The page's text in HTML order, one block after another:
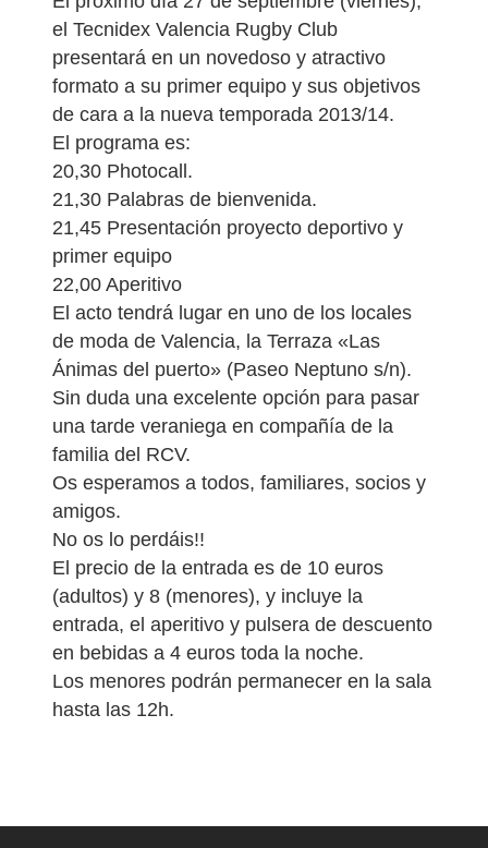
el Tecnidex Valencia Rugby Club
presentará en un novedoso y atractivo
formato a su primer equipo y sus objetivos
de cara a la nueva temporada 2013/14.
El programa es:
20,30 Photocall.
21,30 Palabras de bienvenida.
21,45 Presentación proyecto deportivo y
primer equipo
22,00 Aperitivo
El acto tendrá lugar en uno de los locales
de moda de Valencia, la Terraza «Las
Ánimas del puerto» (Paseo Neptuno s/n).
Sin duda una excelente opción para pasar
una tarde veraniega en compañía de la
familia del RCV.
Os esperamos a todos, familiares, socios y
amigos.
No os lo perdáis!!
El precio de la entrada es de 10 euros
(adultos) y 8 (menores), y incluye la
entrada, el aperitivo y pulsera de descuento
en bebidas a 4 euros toda la noche.
Los menores podrán permanecer en la sala
hasta las 12h.